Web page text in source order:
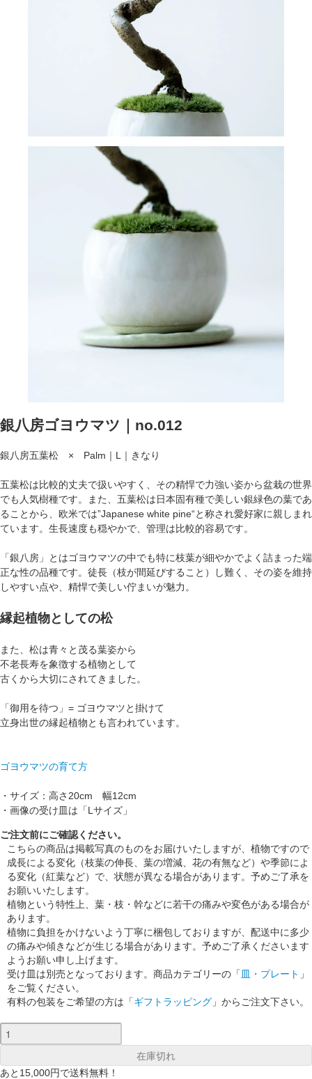
銀八房ゴヨウマツ｜no.012
銀八房五葉松 × Palm｜L｜きなり
五葉松は比較的丈夫で扱いやすく、その精悍で力強い姿から盆栽の世界
でも人気樹種です。また、五葉松は日本固有種で美しい銀緑色の葉であ
ることから、欧米では”Japanese white pine“と称され愛好家に親しまれ
ています。生長速度も穏やかで、管理は比較的容易です。
「銀八房」とはゴヨウマツの中でも特に枝葉が細やかでよく詰まった端
正な性の品種です。徒長（枝が間延びすること）し難く、その姿を維持
しやすい点や、精悍で美しい佇まいが魅力。
縁起植物としての松
また、松は青々と茂る葉姿から
不老長寿を象徴する植物として
古くから大切にされてきました。
「御用を待つ」= ゴヨウマツと掛けて
立身出世の縁起植物とも言われています。
ゴヨウマツの育て方
・サイズ：高さ20cm 幅12cm
・画像の受け皿は「Lサイズ」
ご注文前にご確認ください。
こちらの商品は掲載写真のものをお届けいたしますが、植物ですので
成長による変化（枝葉の伸長、葉の増減、花の有無など）や季節によ
る変化（紅葉など）で、状態が異なる場合があります。予めご了承を
お願いいたします。
植物という特性上、葉・枝・幹などに若干の痛みや変色がある場合が
あります。
植物に負担をかけないよう丁寧に梱包しておりますが、配送中に多少
の痛みや傾きなどが生じる場合があります。予めご了承くださいます
ようお願い申し上げます。
受け皿は別売となっております。商品カテゴリーの「 皿・プレート 」
をご覧ください。
有料の包装をご希望の方は「ギフトラッピング 」からご注文下さい。
あと15,000円で送料無料！